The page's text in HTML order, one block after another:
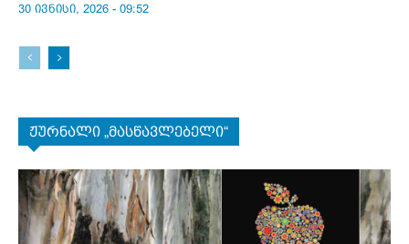
30 ივნისი, 2026 - 09:52
ჟურნალი „მასწავლებელი“